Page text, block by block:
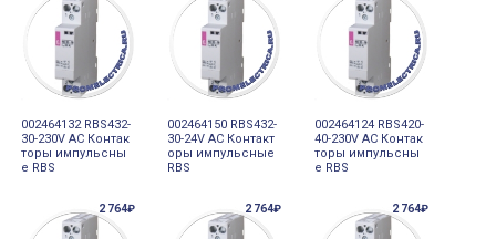
002464132 RBS432-
30-230V AC Контак
торы импульсны
е RBS
002464150 RBS432-
30-24V AC Контакт
оры импульсные
RBS
002464124 RBS420-
40-230V AC Контак
торы импульсны
е RBS
2 764₽ 2 764₽ 2 764₽